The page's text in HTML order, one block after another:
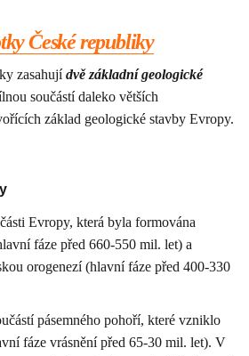
České republiky
zasahujídvě základní geologické
součástí daleko větších
základ geologické stavby Evropy.
Evropy, která byla formována
fáze před 660-550 mil. let) a
orogenezí (hlavní fáze před 400-330
pásemného pohoří, které vzniklo
fáze vrásnění před 65-30 mil. let). V